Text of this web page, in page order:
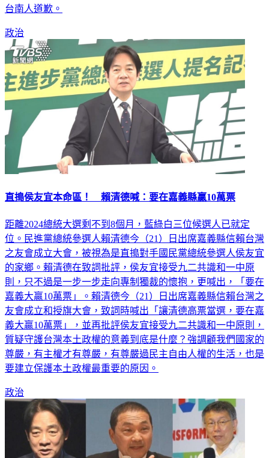
台南人道歉。
政治
直搗侯友宜本命區！ 賴清德喊：要在嘉義縣贏10萬票
距離2024總統大選剩不到8個月，藍綠白三位候選人已就定
位。民進黨總統參選人賴清德今（21）日出席嘉義縣信賴台灣
之友會成立大會，被視為是直搗對手國民黨總統參選人侯友宜
的家鄉。賴清德在致詞批評，侯友宜接受九二共識和一中原
則，只不過是一步一步走向專制獨裁的懷抱，更喊出，「要在
嘉義大贏10萬票」。賴清德今（21）日出席嘉義縣信賴台灣之
友會成立和授旗大會，致詞時喊出「讓清德高票當選，要在嘉
義大贏10萬票」，並再批評侯友宜接受九二共識和一中原則，
質疑守護台灣本土政權的意義到底是什麼？強調顧我們國家的
尊嚴，有主權才有尊嚴，有尊嚴過民主自由人權的生活，也是
要建立保護本土政權最重要的原因。
政治